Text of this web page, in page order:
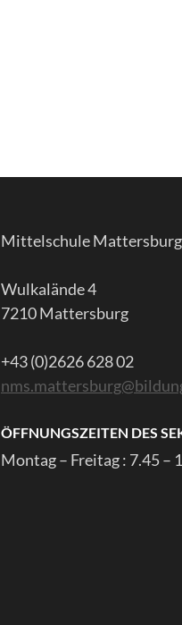
Mittelschule Mattersburg
Wulkalände 4
7210 Mattersburg
+43 (0)2626 628 02
ÖFFNUNGSZEITEN DES
Montag – Freitag : 7.45 –